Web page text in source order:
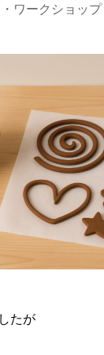
ワークショップ
たが